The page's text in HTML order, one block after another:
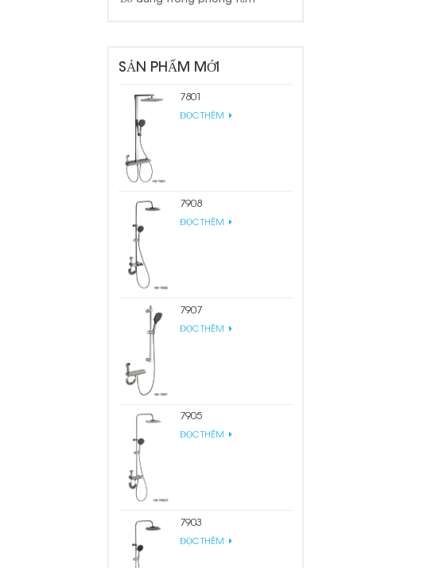
SẢN PHẨM MỚI
7801
ĐỌC THÊM
7908
ĐỌC THÊM
7907
ĐỌC THÊM
7905
ĐỌC THÊM
7903
ĐỌC THÊM